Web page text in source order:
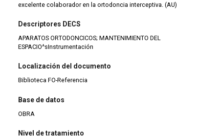
excelente colaborador en la ortodoncia interceptiva. (AU)
Descriptores DECS
APARATOS ORTODONCICOS; MANTENIMIENTO DEL
ESPACIO^sInstrumentación
Localización del documento
Biblioteca FO-Referencia
Base de datos
OBRA
Nivel de tratamiento